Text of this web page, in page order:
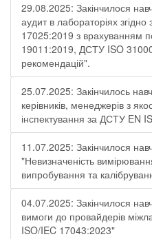
29.08.2025: Закінчилося
аудит в лабораторіях
17025:2019 з врахуванням
19011:2019, ДСТУ ISO
рекомендацій".
25.07.2025: Закінчилось
керівників, менеджерів з
інспектування за ДСТУ EN
11.07.2025: Закінчилося
"Невизначеність
випробування та
04.07.2025: Закінчилося
вимоги до провайдерів
ISO/IEC 17043:2023"